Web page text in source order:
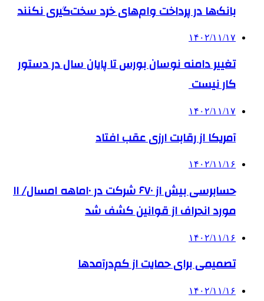
بانک‌ها در پرداخت وام‌های خرد سخت‌گیری نکنند
۱۴۰۲/۱۱/۱۷
تغییر دامنه نوسان بورس تا پایان سال در دستور
کار نیست
۱۴۰۲/۱۱/۱۷
آمریکا از رقابت ارزی عقب افتاد
۱۴۰۲/۱۱/۱۶
حسابرسی بیش از ۶۷۰ شرکت در ۱۰ماهه امسال/ ۱۱
مورد انحراف از قوانین کشف شد
۱۴۰۲/۱۱/۱۶
تصمیمی برای حمایت از کم‌درآمدها
۱۴۰۲/۱۱/۱۶